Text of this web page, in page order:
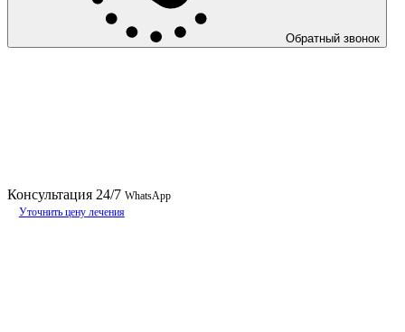
Обратный звонок
Консультация 24/7 WhatsApp
Уточнить цену лечения